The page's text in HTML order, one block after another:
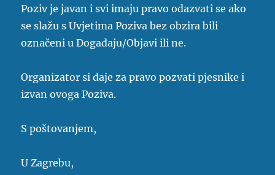
Poziv je javan i svi imaju pravo odazvati se ako
se slažu s Uvjetima Poziva bez obzira bili
označeni u Događaju/Objavi ili ne.
Organizator si daje za pravo pozvati pjesnike i
izvan ovoga Poziva.
S poštovanjem,
U Zagrebu,